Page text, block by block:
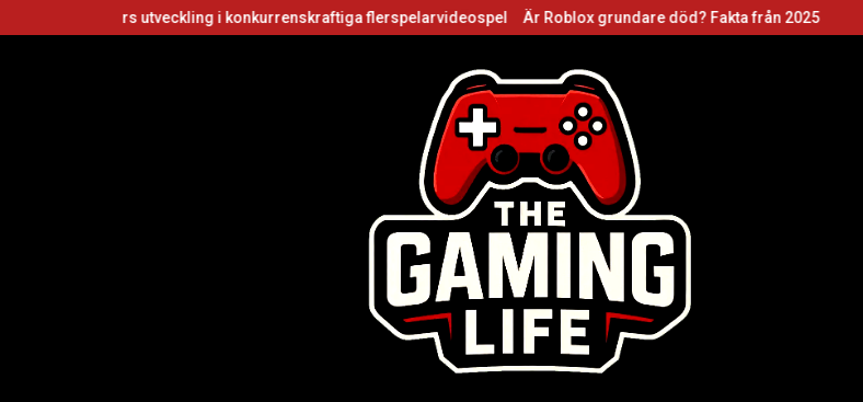
utveckling i konkurrenskraftiga flerspelarvideospel Är Roblox grundare död? Fakta från 2025